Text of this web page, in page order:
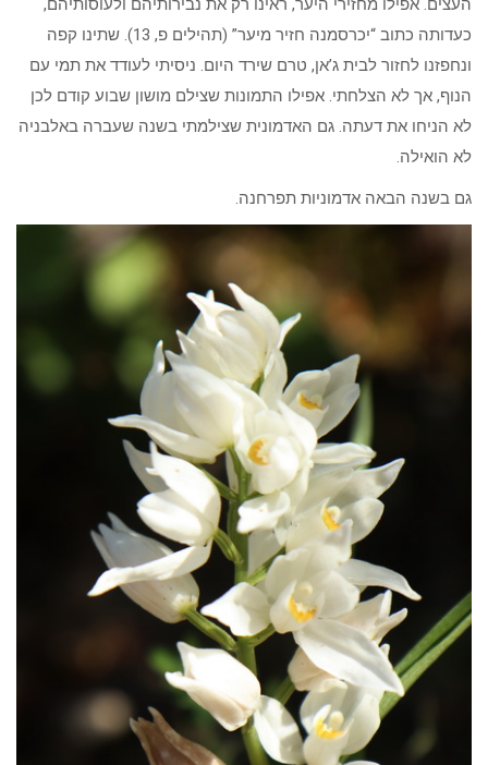
העצים. אפילו מחזירי היער, ראינו רק את נבירותיהם ולעוסותיהם,
כעדותה כתוב “יכרסמנה חזיר מיער” (תהילים פ, 13). שתינו קפה
ונחפזנו לחזור לבית ג’אן, טרם שירד היום. ניסיתי לעודד את תמי עם
הנוף, אך לא הצלחתי. אפילו התמונות שצילם מושון שבוע קודם לכן
לא הניחו את דעתה. גם האדמונית שצילמתי בשנה שעברה באלבניה
לא הואילה.
גם בשנה הבאה אדמוניות תפרחנה.